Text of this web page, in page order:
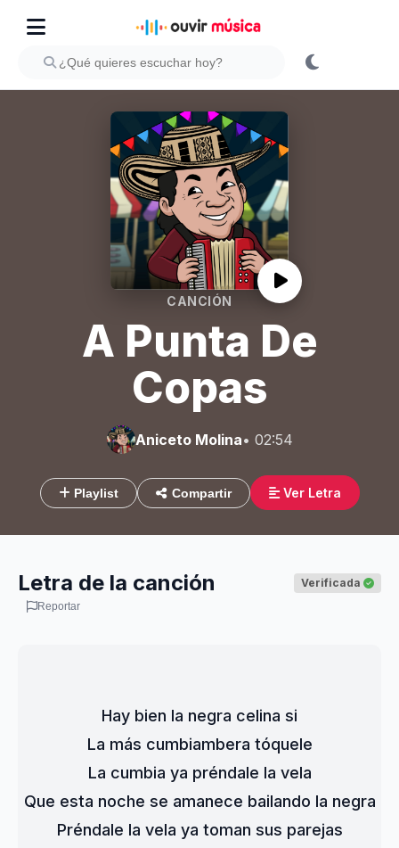
CANCIÓN
A Punta De
Copas
Aniceto Molina• 02:54
Playlist Compartir Ver Letra
Letra de la canción Verificada
Reportar
Hay bien la negra celina si
La más cumbiambera tóquele
La cumbia ya préndale la vela
Que esta noche se amanece bailando la negra
Préndale la vela ya toman sus parejas